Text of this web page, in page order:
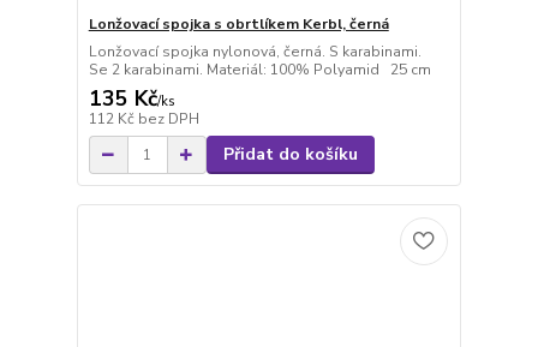
Lonžovací spojka s obrtlíkem Kerbl, černá
Lonžovací spojka nylonová, černá. S karabinami.
Se 2 karabinami. Materiál: 100% Polyamid 25 cm
135 Kč/ks
112 Kč bez DPH
Přidat do košíku